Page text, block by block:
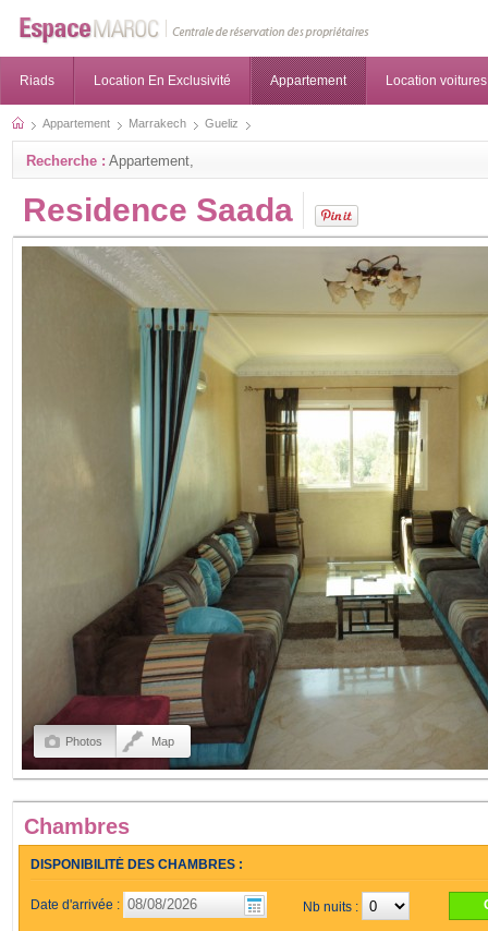
Riads Location En Exclusivité Appartement Location voitures
Appartement Marrakech Gueliz
Recherche : Appartement,
Residence Saada
Photos Map
Chambres
DISPONIBILITÉ DES CHAMBRES :
Date d'arrivée : Nb nuits :